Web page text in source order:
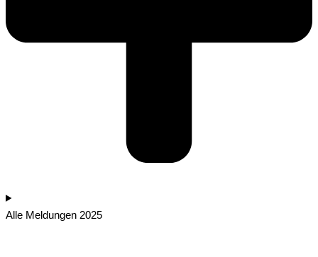
Alle Meldungen 2025